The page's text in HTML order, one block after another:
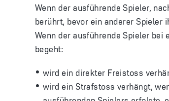
Wenn der ausführende Spieler,
berührt, bevor ein anderer
Wenn der ausführende Spieler bei
begeht:
wird ein direkter Freistoss
wird ein Strafstoss verhängt,